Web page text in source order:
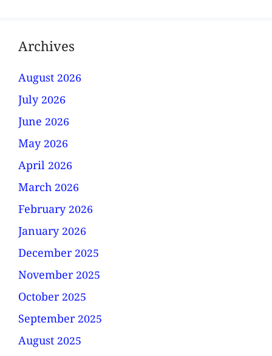
Archives
August 2026
July 2026
June 2026
May 2026
April 2026
March 2026
February 2026
January 2026
December 2025
November 2025
October 2025
September 2025
August 2025